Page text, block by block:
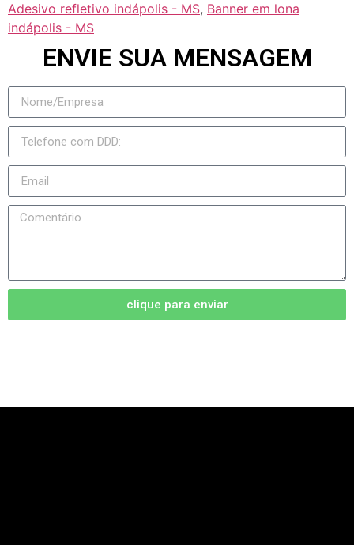
Adesivo refletivo indápolis - MS, Banner em lona
indápolis - MS
ENVIE SUA MENSAGEM
clique para enviar